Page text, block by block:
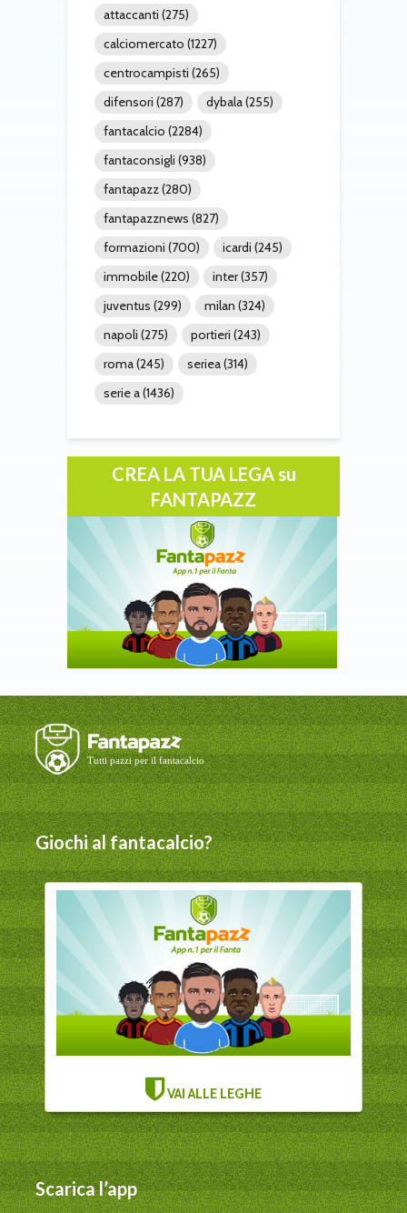
attaccanti (275)
calciomercato (1227)
centrocampisti (265)
difensori (287) dybala(255)
fantacalcio (2284)
fantaconsigli (938)
fantapazz(280)
fantapazznews (827)
formazioni (700) icardi (245)
immobile(220) inter(357)
juventus (299) milan (324)
napoli (275) portieri (243)
roma(245) seriea(314)
serie a(1436)
CREA LA TUA LEGA su
FANTAPAZZ
Giochi al fantacalcio?
VAI ALLE LEGHE
Scarica l’app